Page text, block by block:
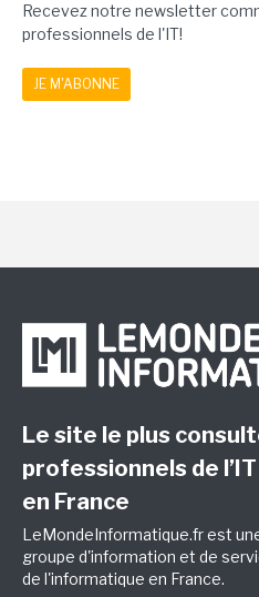
Recevez notre newsletter
professionnels de l'IT!
JE M'ABONNE
Le site le plus
professionnels de
en France
LeMondeInformatique.fr est
groupe d'information et de
de l'informatique en France.